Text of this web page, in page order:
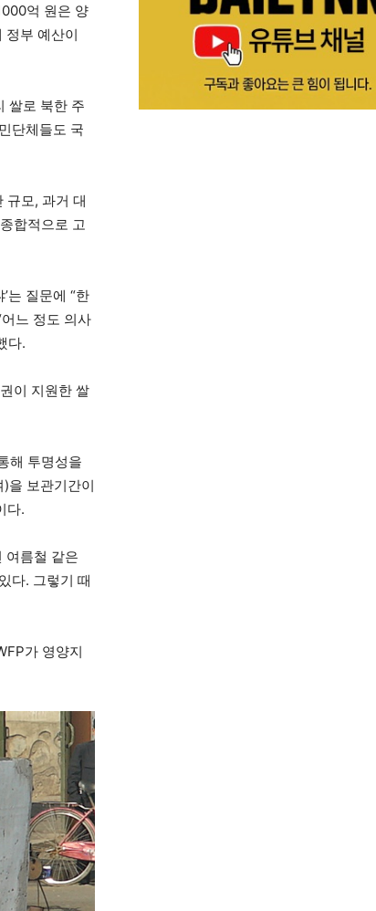
억 원은 양
정부 예산이
쌀로 북한 주
단체들도 국
규모, 과거 대
합적으로 고
는 질문에 “한
느 정도 의사
다.
이 지원한 쌀
해 투명성을
을 보관기간이
다.
여름철 같은
다. 그렇기 때
가 영양지